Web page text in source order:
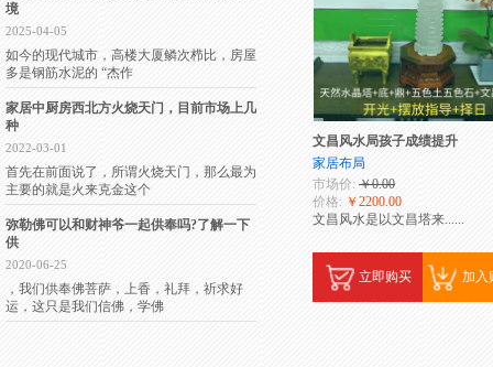
文昌风水局孩子成绩提升
家居布局
市场价: ￥0.00
价格: ￥2200.00
文昌风水是以文昌塔来......
立即购买 加入
境
2025-04-05
如今的现代城市，高楼大厦鳞次栉比，房屋
多是钢筋水泥的 “杰作
家居中厨房西北方火烧天门，目前市场上几
种
2022-03-01
首先在前面说了，所谓火烧天门，那么最为
主要的就是火来克金这个
弥勒佛可以和财神爷一起供奉吗?了解一下
供
2020-06-25
，我们供奉佛菩萨，上香，礼拜，祈求好
运，这只是我们信佛，学佛